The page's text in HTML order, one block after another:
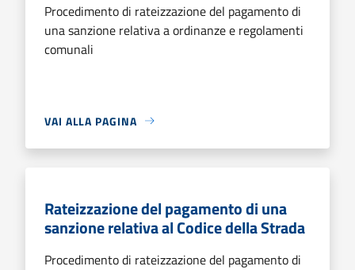
Procedimento di rateizzazione del pagamento di
una sanzione relativa a ordinanze e regolamenti
comunali
VAI ALLA PAGINA
Rateizzazione del pagamento di una
sanzione relativa al Codice della Strada
Procedimento di rateizzazione del pagamento di